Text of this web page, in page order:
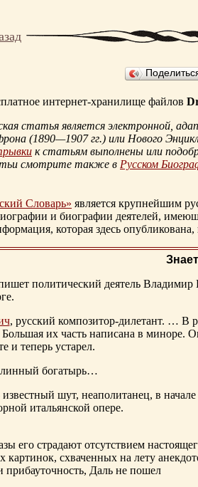
интернет-хранилище файлов
статья является электронной,
(1890—1907 гг.) или Нового
к статьям выполнены или
смотрите также в Русском
Словарь» является крупнейшим
и биографии деятелей,
которая здесь опубликована,
политический деятель
, русский композитор-дилетант. … В
их часть написана в миноре.
и теперь устарел.
богатырь…
шут, неаполитанец, в
итальянской опере.
его страдают отсутствием
схваченных на лету
Даль не пошел